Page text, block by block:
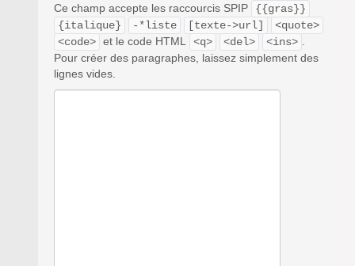
Ce champ accepte les raccourcis SPIP
{{gras}}
{italique}
-*liste [texte->url]
<quote>
<code> et le code HTML <q> <del> <ins>
Pour créer des paragraphes, laissez simplement des
lignes vides.